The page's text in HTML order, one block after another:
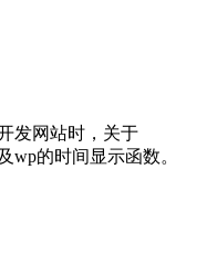
发网站时，关于
wp的时间显示函数。